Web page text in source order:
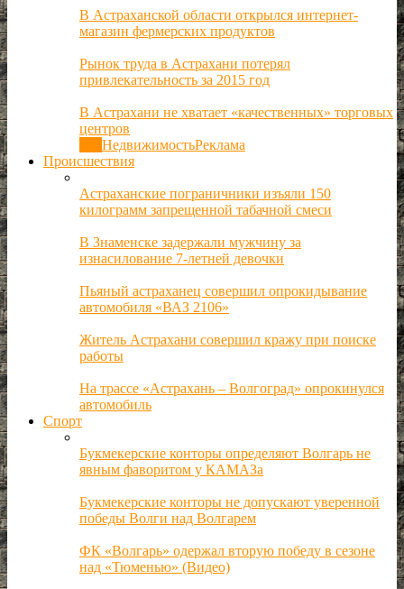
В Астраханской области открылся интернет-
магазин фермерских продуктов
Рынок труда в Астрахани потерял
привлекательность за 2015 год
В Астрахани не хватает «качественных» торговых
центров
НедвижимостьРеклама
Происшествия
Астраханские пограничники изъяли 150
килограмм запрещенной табачной смеси
В Знаменске задержали мужчину за
изнасилование 7-летней девочки
Пьяный астраханец совершил опрокидывание
автомобиля «ВАЗ 2106»
Житель Астрахани совершил кражу при поиске
работы
На трассе «Астрахань – Волгоград» опрокинулся
автомобиль
Спорт
Букмекерские конторы определяют Волгарь не
явным фаворитом у КАМАЗа
Букмекерские конторы не допускают уверенной
победы Волги над Волгарем
ФК «Волгарь» одержал вторую победу в сезоне
над «Тюменью» (Видео)